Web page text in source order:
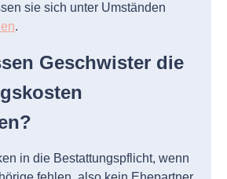
sie sich unter Umständen
.
Geschwister die
in die Bestattungspflicht, wenn